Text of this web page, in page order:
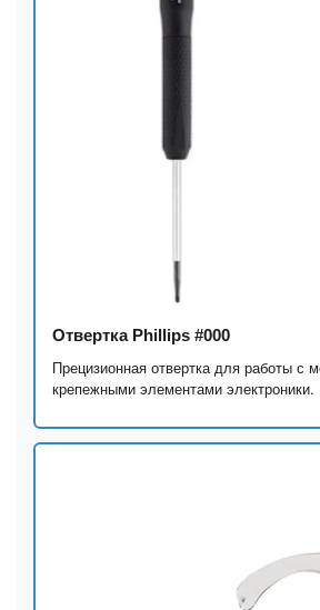
Отвертка Phillips #000
Прецизионная отвертка для работы с
крепежными элементами электроники.